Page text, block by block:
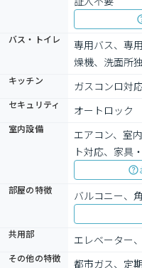
バス・トイレ
専用バス、専
燥機、洗面所
キッチン ガスコンロ対
セキュリティ オートロック
室内設備
エアコン、室
ト対応、家具
部屋の特徴
バルコニー、
共用部
エレベーター
その他の特徴
都市ガス、定